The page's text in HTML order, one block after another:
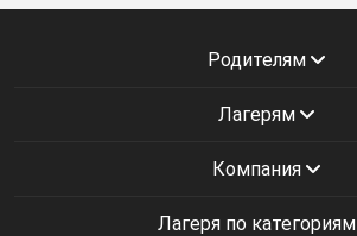
Родителям
Лагерям
Компания
Лагеря по категориям